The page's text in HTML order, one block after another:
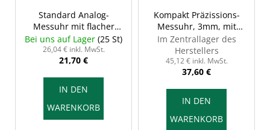
Standard Analog-
Messuhr mit flacher
Rückwand, 10/0,01 mm,
INSIZE 2308-10FA
Bei uns auf Lager (25 St)
26,04 € inkl. MwSt.
21,70 €
IN DEN
WARENKORB
Kompakt Präzissions-
Messuhr, 3mm, mit
flacher Rückwand,
INSIZE 2311-3F
Im Zentrallager des
Herstellers
45,12 € inkl. MwSt.
37,60 €
IN DEN
WARENKORB